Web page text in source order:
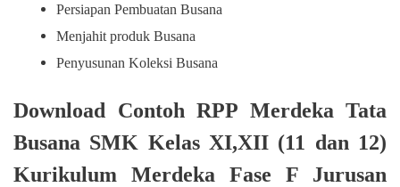
Persiapan Pembuatan Busana
Menjahit produk Busana
Penyusunan Koleksi Busana
Download Contoh RPP Merdeka Tata
Busana SMK Kelas XI,XII (11 dan 12)
Kurikulum Merdeka Fase F Jurusan